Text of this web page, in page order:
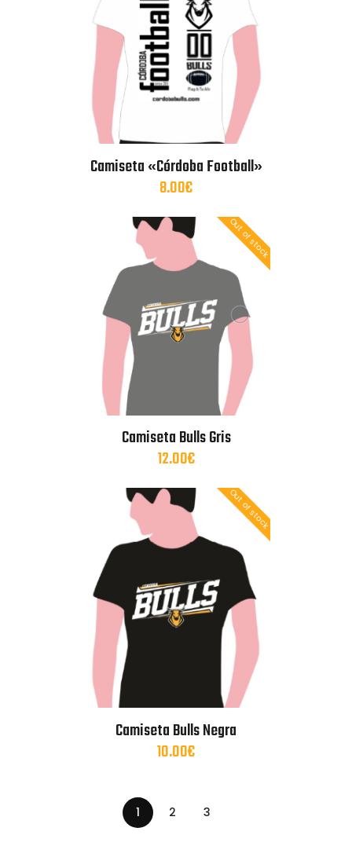
Camiseta «Córdoba Football»
8.00€
Out of stock
Camiseta Bulls Gris
12.00€
Out of stock
Camiseta Bulls Negra
10.00€
1 2 3